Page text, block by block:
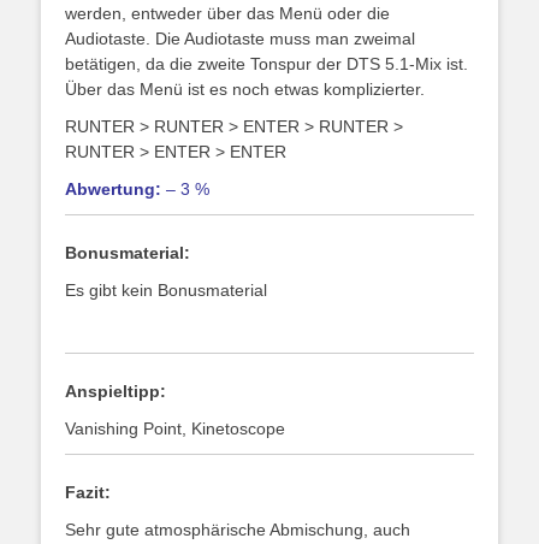
werden, entweder über das Menü oder die
Audiotaste. Die Audiotaste muss man zweimal
betätigen, da die zweite Tonspur der DTS 5.1-Mix ist.
Über das Menü ist es noch etwas komplizierter.
RUNTER > RUNTER > ENTER > RUNTER >
RUNTER > ENTER > ENTER
Abwertung: – 3 %
Bonusmaterial:
Es gibt kein Bonusmaterial
Anspieltipp:
Vanishing Point, Kinetoscope
Fazit:
Sehr gute atmosphärische Abmischung, auch